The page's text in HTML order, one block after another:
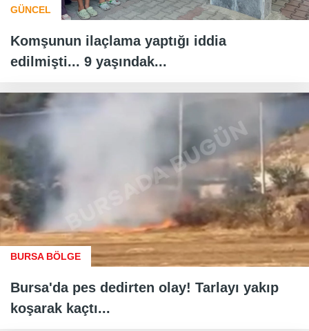
GÜNCEL
Komşunun ilaçlama yaptığı iddia
edilmişti... 9 yaşındak...
BURSA BÖLGE
Bursa'da pes dedirten olay! Tarlayı yakıp
koşarak kaçtı...